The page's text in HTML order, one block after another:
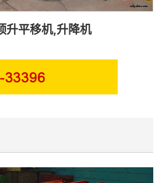
升平移机,升降机